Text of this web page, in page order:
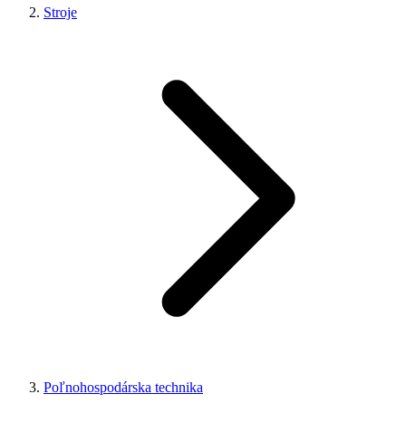
Stroje
Poľnohospodárska technika